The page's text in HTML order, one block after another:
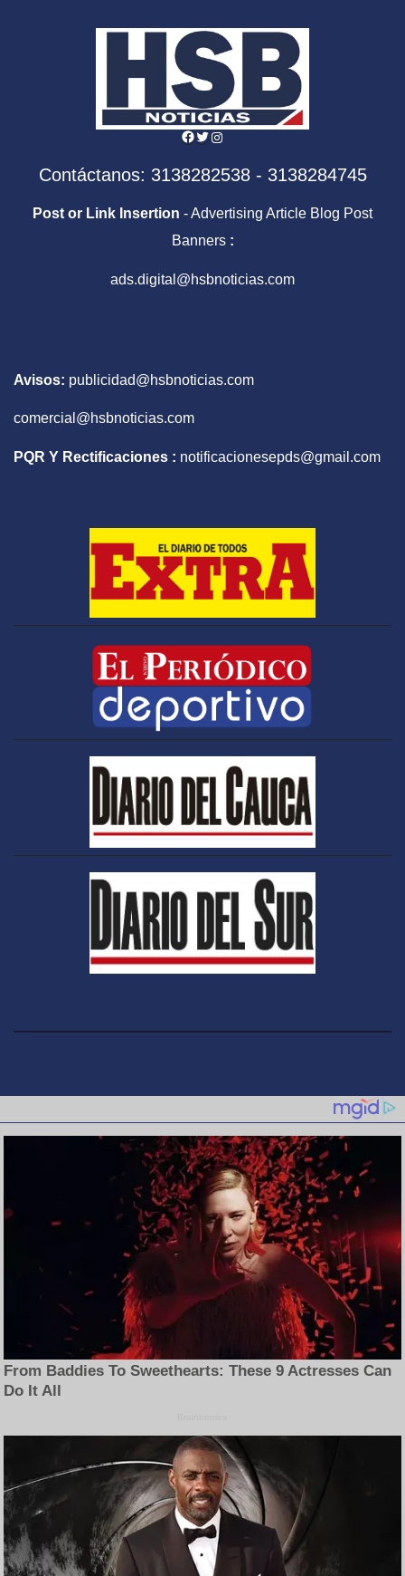
Facebook
Twitter
Instagram
Contáctanos: 3138282538 - 3138284745
Post or Link Insertion - Advertising Article Blog Post
Banners :
ads.digital@hsbnoticias.com
Avisos: publicidad@hsbnoticias.com
comercial@hsbnoticias.com
PQR Y Rectificaciones : notificacionesepds@gmail.com